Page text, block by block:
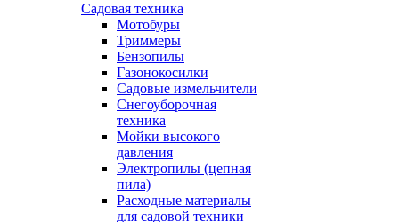
Садовая техника
Мотобуры
Триммеры
Бензопилы
Газонокосилки
Садовые измельчители
Снегоуборочная
техника
Мойки высокого
давления
Электропилы (цепная
пила)
Расходные материалы
для садовой техники